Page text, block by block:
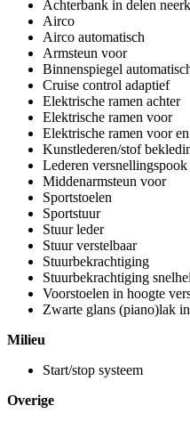
Achterbank in delen
Airco
Airco automatisch
Armsteun voor
Binnenspiegel
Cruise control adaptief
Elektrische ramen achter
Elektrische ramen voor
Elektrische ramen voor
Kunstlederen/stof
Lederen versnellingspook
Middenarmsteun voor
Sportstoelen
Sportstuur
Stuur leder
Stuur verstelbaar
Stuurbekrachtiging
Stuurbekrachtiging
Voorstoelen in hoogte
Zwarte glans (piano)lak
Milieu
Start/stop systeem
Overige